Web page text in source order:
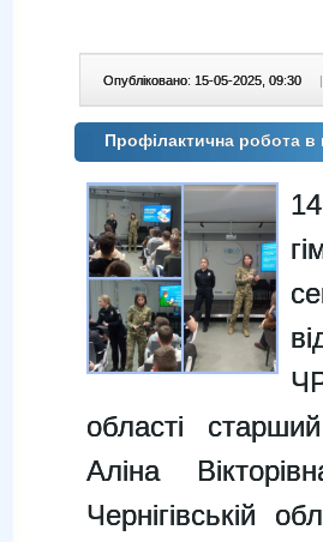
Опубліковано: 15-05-2025, 09:30 |
Профілактична робота в
області
Аліна
Чернігівській